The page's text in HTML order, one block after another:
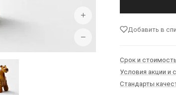
+
−
Добавить в
Срок и
Условия акции и
Стандарты